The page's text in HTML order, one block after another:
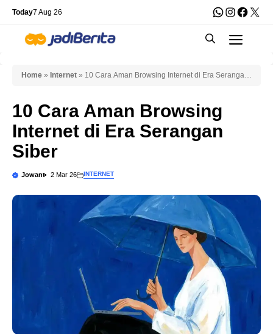
Skip
content
Today7 Aug 26 WhatsApp
X
Home » Internet » 10 Cara Aman Browsing Internet di Era Serangan
10 Cara Aman Browsing
Internet di Era Serangan
Siber
Jowant 2 Mar 26 INTERNET